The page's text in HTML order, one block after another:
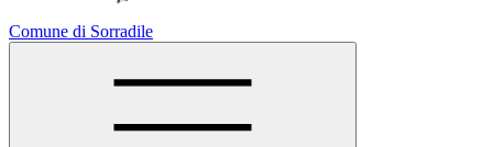
Comune di Sorradile